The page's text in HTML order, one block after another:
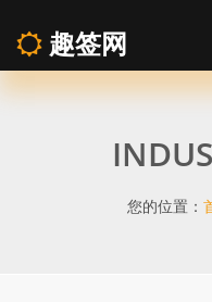
巴
趣签网
您的位置：